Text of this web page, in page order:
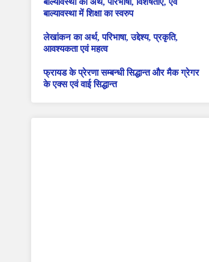
बाल्यावस्था में शिक्षा का स्वरुप
लेखांकन का अर्थ, परिभाषा, उद्देश्य, प्रकृति,
आवश्यकता एवं महत्व
फ्रायड के प्रेरणा सम्बन्धी सिद्धान्त और मैक ग्रेगर
के एक्स एवं वाई सिद्धान्त